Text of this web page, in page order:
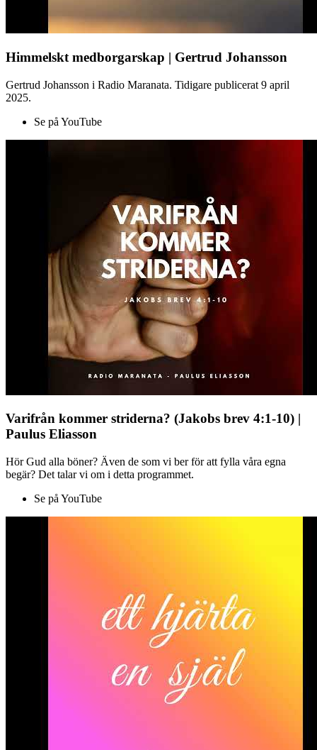
Himmelskt medborgarskap | Gertrud Johansson
Gertrud Johansson i Radio Maranata. Tidigare publicerat 9 april
2025.
Se på YouTube
Varifrån kommer striderna? (Jakobs brev 4:1-10) |
Paulus Eliasson
Hör Gud alla böner? Även de som vi ber för att fylla våra egna
begär? Det talar vi om i detta programmet.
Se på YouTube